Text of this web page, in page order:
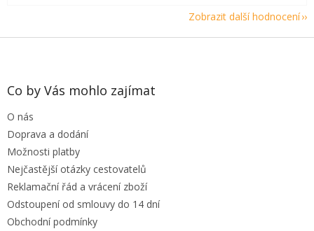
Zobrazit další hodnocení
Z
Co by Vás mohlo zajímat
O nás
Doprava a dodání
Možnosti platby
Nejčastější otázky cestovatelů
Reklamační řád a vrácení zboží
Odstoupení od smlouvy do 14 dní
Obchodní podmínky